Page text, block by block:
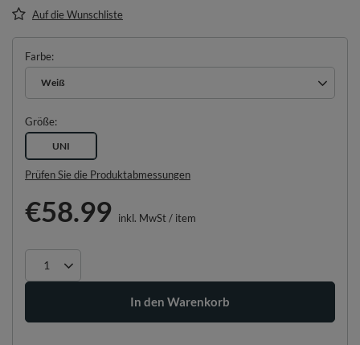
Auf die Wunschliste
Farbe
Weiß
Größe
UNI
Prüfen Sie die Produktabmessungen
€58.99 inkl. MwSt/ item
In den Warenkorb